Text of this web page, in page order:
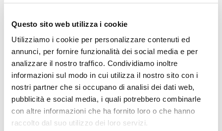
Questo sito web utilizza i cookie
Utilizziamo i cookie per personalizzare contenuti ed
annunci, per fornire funzionalità dei social media e per
analizzare il nostro traffico. Condividiamo inoltre
informazioni sul modo in cui utilizza il nostro sito con i
nostri partner che si occupano di analisi dei dati web,
pubblicità e social media, i quali potrebbero combinarle
con altre informazioni che ha fornito loro o che hanno
raccolto dal suo utilizzo dei loro servizi.
Irriland, inoltre, riduce al minimo lo spreco d’acqua e
di energia. Grazie a questa soluzione tecnologica di
responsabile delle risorse, Elephump si posiziona
come leader globale quanto a prestazioni e
sostenibilità.
L’integrazione con